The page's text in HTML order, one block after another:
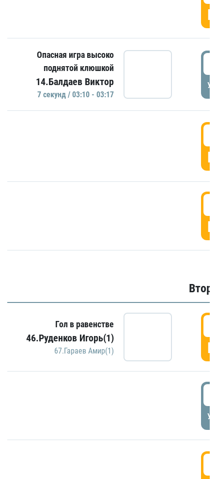
Опасная игра высоко
поднятой клюшкой
14.Балдаев Виктор
7 секунд / 03:10 - 03:17
Гол в равенстве
46.Руденков Игорь(1)
67.Гараев Амир(1)